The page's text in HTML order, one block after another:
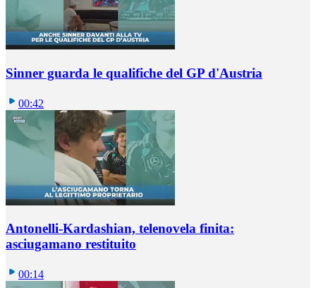
Sinner guarda le qualifiche del GP d'Austria
00:42
Antonelli-Kardashian, telenovela finita:
asciugamano restituito
00:14